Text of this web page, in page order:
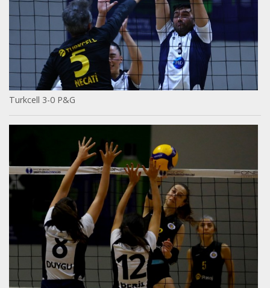
Turkcell 3-0 P&G